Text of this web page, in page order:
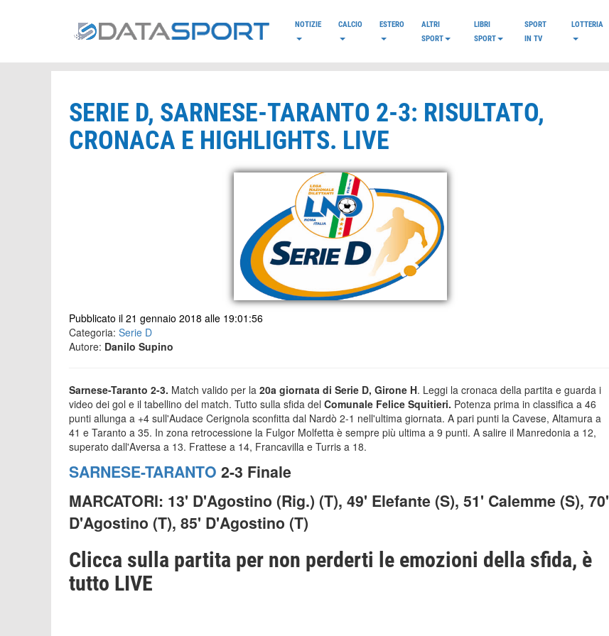
NOTIZIE CALCIO ESTERO
ALTRI
SPORT
LIBRI
SPORT
SPORT
IN TV
LOTTERIA
SERIE D, SARNESE-TARANTO 2-3: RISULTATO,
CRONACA E HIGHLIGHTS. LIVE
Pubblicato il 21 gennaio 2018 alle 19:01:56
Categoria: Serie D
Autore: Danilo Supino
Sarnese-Taranto 2-3. Match valido per la 20a giornata di Serie D, Girone H. Leggi la cronaca della partita e guarda i
video dei gol e il tabellino del match. Tutto sulla sfida del Comunale Felice Squitieri. Potenza prima in classifica a 46
punti allunga a +4 sull'Audace Cerignola sconfitta dal Nardò 2-1 nell'ultima giornata. A pari punti la Cavese, Altamura a
41 e Taranto a 35. In zona retrocessione la Fulgor Molfetta è sempre più ultima a 9 punti. A salire il Manredonia a 12,
superato dall'Aversa a 13. Frattese a 14, Francavilla e Turris a 18.
SARNESE-TARANTO 2-3 Finale
MARCATORI: 13' D'Agostino (Rig.) (T), 49' Elefante (S), 51' Calemme (S), 70'
D'Agostino (T), 85' D'Agostino (T)
Clicca sulla partita per non perderti le emozioni della sfida, è
tutto LIVE